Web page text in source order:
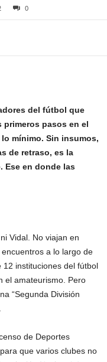
0
del fútbol que
primeros pasos en el
mínimo. Sin insumos,
de retraso, es la
Ese en donde las
Vidal. No viajan en
a lo largo de
instituciones del fútbol
el amateurismo. Pero
“Segunda División
de Deportes
que varios clubes no